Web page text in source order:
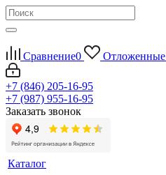
Сравнение0 Отложенные
+7 (846) 205-16-95
+7 (987) 955-16-95
Заказать звонок
Каталог